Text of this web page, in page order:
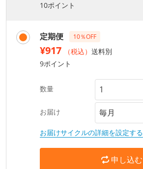
10ポイント
定期便 10％OFF
¥917 （税込） 送料別
9ポイント
数量
お届け
お届けサイクルの詳細を設定する
申し込む